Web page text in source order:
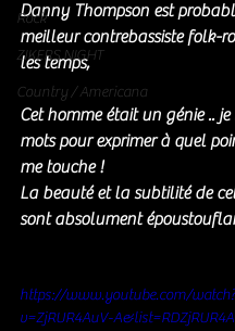
Rock
ZIKERS NIGHT
Country / Americana
Danny Thompson est
meilleur contrebassiste folk-
les temps,
Cet homme était un génie ..
mots pour exprimer à quel
me touche !
La beauté et la subtilité de
sont absolument
https://www.youtube.com/watch?
v=ZjRUR4AuV-